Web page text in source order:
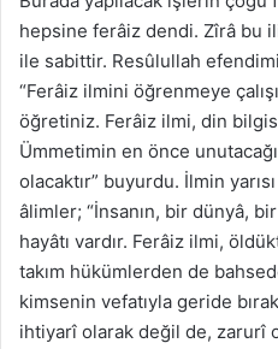
hepsine ferâiz dendi. Zîrâ bu
ile sabittir. Resûlullah
“Ferâiz ilmini öğrenmeye
öğretiniz. Ferâiz ilmi, din
Ümmetimin en önce
olacaktır” buyurdu. İlmin
âlimler; “İnsanın, bir dünyâ,
hayâtı vardır. Ferâiz ilmi,
takım hükümlerden de
kimsenin vefatıyla geride
ihtiyarî olarak değil de, zarurî